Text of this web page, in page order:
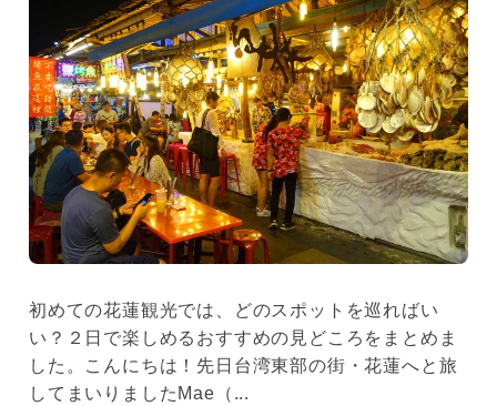
初めての花蓮観光では、どのスポットを巡ればい
い？２日で楽しめるおすすめの見どころをまとめま
した。こんにちは！先日台湾東部の街・花蓮へと旅
してまいりましたMae（...